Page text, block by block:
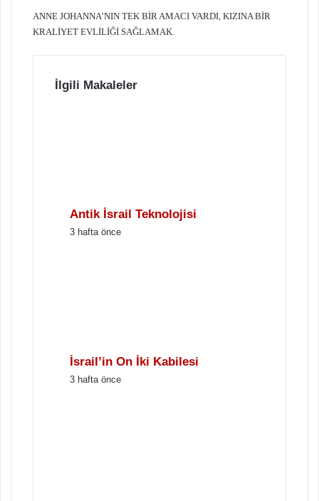
ANNE JOHANNA’NIN TEK BİR AMACI VARDI, KIZINA BİR
KRALİYET EVLİLİĞİ SAĞLAMAK.
İlgili Makaleler
Antik İsrail Teknolojisi
3 hafta önce
İsrail’in On İki Kabilesi
3 hafta önce